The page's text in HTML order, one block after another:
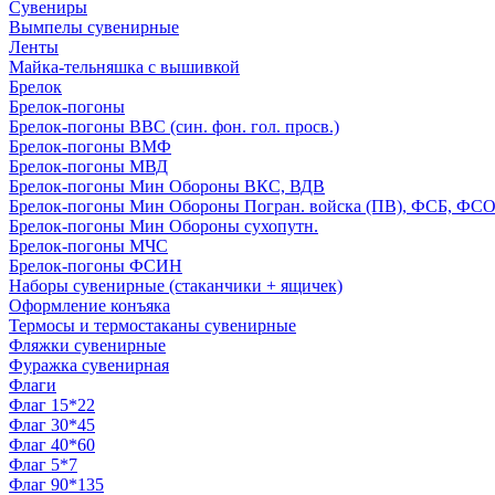
Сувениры
Вымпелы сувенирные
Ленты
Майка-тельняшка с вышивкой
Брелок
Брелок-погоны
Брелок-погоны ВВС (син. фон. гол. просв.)
Брелок-погоны ВМФ
Брелок-погоны МВД
Брелок-погоны Мин Обороны ВКС, ВДВ
Брелок-погоны Мин Обороны Погран. войска (ПВ), ФСБ, ФСО
Брелок-погоны Мин Обороны сухопутн.
Брелок-погоны МЧС
Брелок-погоны ФСИН
Наборы сувенирные (стаканчики + ящичек)
Оформление конъяка
Термосы и термостаканы сувенирные
Фляжки сувенирные
Фуражка сувенирная
Флаги
Флаг 15*22
Флаг 30*45
Флаг 40*60
Флаг 5*7
Флаг 90*135